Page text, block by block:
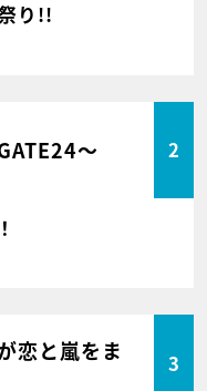
り!!
～ 2
恋と嵐をま
3